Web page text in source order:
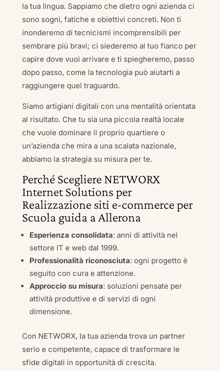
la tua lingua. Sappiamo che dietro ogni azienda ci
sono sogni, fatiche e obiettivi concreti. Non ti
inonderemo di tecnicismi incomprensibili per
sembrare più bravi; ci siederemo al tuo fianco per
capire dove vuoi arrivare e ti spiegheremo, passo
dopo passo, come la tecnologia può aiutarti a
raggiungere quel traguardo.
Siamo artigiani digitali con una mentalità orientata
al risultato. Che tu sia una piccola realtà locale
che vuole dominare il proprio quartiere o
un’azienda che mira a una scalata nazionale,
abbiamo la strategia su misura per te.
Perché Scegliere NETWORX
Internet Solutions per
Realizzazione siti e-commerce per
Scuola guida a Allerona
Esperienza consolidata: anni di attività nel
settore IT e web dal 1999.
Professionalità riconosciuta: ogni progetto è
seguito con cura e attenzione.
Approccio su misura: soluzioni pensate per
attività produttive e di servizi di ogni
dimensione.
Con NETWORX, la tua azienda trova un partner
serio e competente, capace di trasformare le
sfide digitali in opportunità di crescita.